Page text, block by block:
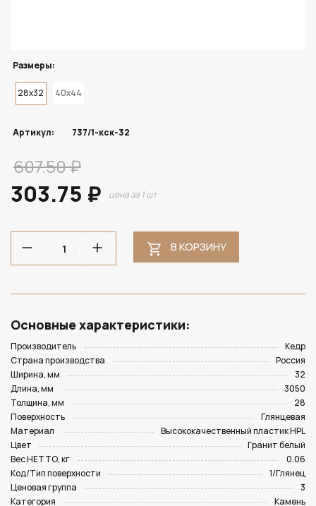
Размеры:
28x32 40x44
Артикул: 737/1-кск-32
607.50 ₽
303.75 ₽ цена за 1 шт
В КОРЗИНУ
Основные характеристики:
Производитель
Кедр
Страна производства
Россия
Ширина, мм
32
Длина, мм
3050
Толщина, мм
28
Поверхность
Глянцевая
Материал
Высококачественный пластик HPL
Цвет
Гранит белый
Вес НЕТТО, кг
0.06
Код/Тип поверхности
1/Глянец
Ценовая группа
3
Категория
Камень